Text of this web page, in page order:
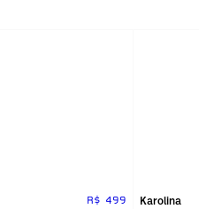
R$ 499 Karolina